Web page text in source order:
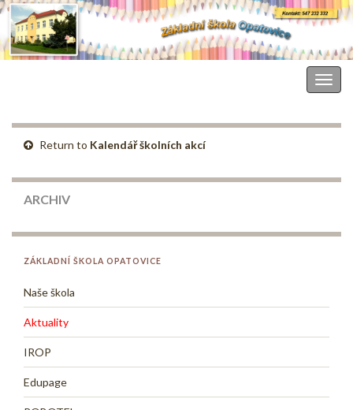
Return to Kalendář školních akcí
ARCHIV
ZÁKLADNÍ ŠKOLA OPATOVICE
Naše škola
Aktuality
IROP
Edupage